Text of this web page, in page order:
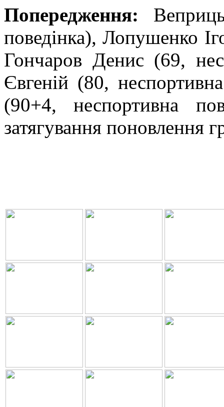
Попередження:
поведінка), Лопушенко
Гончаров Денис (69,
Євгеній (80,
(90+4, неспортивна
затягування поновлення